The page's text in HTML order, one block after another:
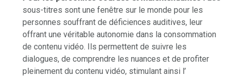
sous-titres sont une fenêtre sur le monde pour les
personnes souffrant de déficiences auditives, leur
offrant une véritable autonomie dans la consommation
de contenu vidéo. Ils permettent de suivre les
dialogues, de comprendre les nuances et de profiter
pleinement du contenu vidéo, stimulant ainsi l’